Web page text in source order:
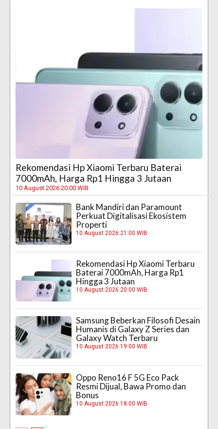
Rekomendasi Hp Xiaomi Terbaru Baterai
7000mAh, Harga Rp1 Hingga 3 Jutaan
10 August 2026 20:00 WIB
Bank Mandiri dan Paramount
Perkuat Digitalisasi Ekosistem
Properti
10 August 2026 21:00 WIB
Rekomendasi Hp Xiaomi Terbaru
Baterai 7000mAh, Harga Rp1
Hingga 3 Jutaan
10 August 2026 20:00 WIB
Samsung Beberkan Filosofi Desain
Humanis di Galaxy Z Series dan
Galaxy Watch Terbaru
10 August 2026 19:00 WIB
Oppo Reno16 F 5G Eco Pack
Resmi Dijual, Bawa Promo dan
Bonus
10 August 2026 18:00 WIB